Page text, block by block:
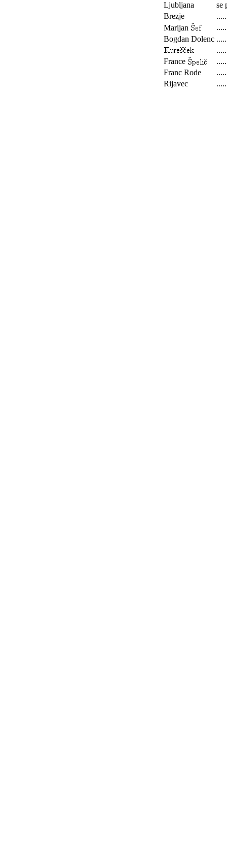
Ljubljana
se
Brezje
Marijan
Bogdan Dolenc
France
Franc Rode
Rijavec